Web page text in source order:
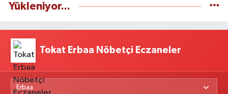
Yükleniyor...
Tokat Erbaa Nöbetçi Eczaneler